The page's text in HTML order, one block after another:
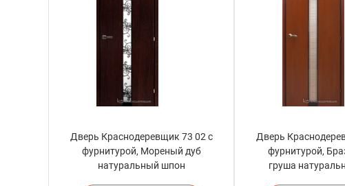
Дверь Краснодеревщик 73 02 с
фурнитурой, Мореный дуб
натуральный шпон
Дверь
фурнитурой,
груша